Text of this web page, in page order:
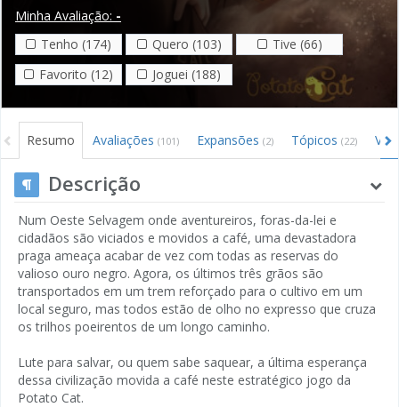
Minha Avaliação: -
Tenho (174)
Quero (103)
Tive (66)
Favorito (12)
Joguei (188)
Resumo Avaliações (101) Expansões (2) Tópicos (22)
Descrição
Num Oeste Selvagem onde aventureiros, foras-da-lei e
cidadãos são viciados e movidos a café, uma devastadora
praga ameaça acabar de vez com todas as reservas do
valioso ouro negro. Agora, os últimos três grãos são
transportados em um trem reforçado para o cultivo em um
local seguro, mas todos estão de olho no expresso que cruza
os trilhos poeirentos de um longo caminho.
Lute para salvar, ou quem sabe saquear, a última esperança
dessa civilização movida a café neste estratégico jogo da
Potato Cat.